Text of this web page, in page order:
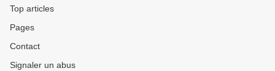
Top articles
Pages
Contact
Signaler un abus